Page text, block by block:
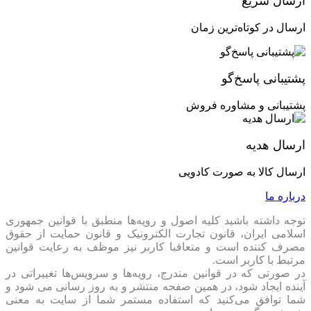
اطمینان پشتش هست تا با خیال راحت روشنش کنی و مستقیم بری
معتبر ارائه می‌شن. جعبه‌ی قطعات هم دقیقاً مثل روز اول، همراه
سیستم برات ارسال میشه تا هر وقت خواستی از اصالت و
به همین دلیله که وقتی از پارسان کاوشگر خرید می‌کنی، می‌تونی با
بابت گارانتی، اصالت قطعات یا کیفیت مونتاژ.
سیستم رندرینگ آماده WORK ART 6
تحویل سیستم چقدر طول می‌کشه؟!
حتماً برات مهمه بدونی بعد از ثبت سفارش، چقدر باید منتظر بمونی
تا سیستم حرفه‌ایت برسه دستت. خبر خوب اینه که تیم فنی ما
ارسال در کوتاه‌ترین زمان
پشتیبانی پاسخ‌گو
پشتیبانی و مشاوره فروش
ارسال هدیه
ارسال کالا به صورت کادویی
درباره ما
توجه داشته باشید کلیه اصول و رویه‏‌ها منطبق با قوانین جمهوری
اسلامی ایران، قانون تجارت الکترونیک و قانون حمایت از حقوق
مصرف کننده است و متعاقبا کاربر نیز موظف به رعایت قوانین
مرتبط با کاربر است.
در صورتی که در قوانین مندرج، رویه‏‌ها و سرویس‏‌ها تغییراتی در
آینده ایجاد شود، در همین صفحه منتشر و به روز رسانی می شود و
شما توافق می‏‌کنید که استفاده مستمر شما از سایت به معنی